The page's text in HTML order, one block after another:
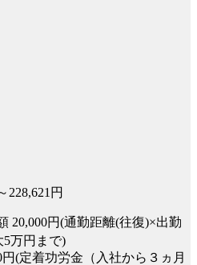
228,621円
20,000円(通勤距離(往復)×出勤
5万円まで)
(定着功労金（入社から３ヵ月